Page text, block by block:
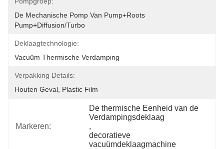
De Mechanische Pomp Van Pump+Roots
Pump+Diffusion/Turbo
Deklaagtechnologie:
Vacuüm Thermische Verdamping
Verpakking Details:
Houten Geval, Plastic Film
Markeren:
De thermische Eenheid van de
Verdampingsdeklaag
,
decoratieve
vacuümdeklaagmachine